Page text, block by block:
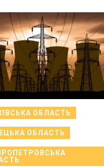
ОБЛАСТЬ
ОБЛАСТЬ